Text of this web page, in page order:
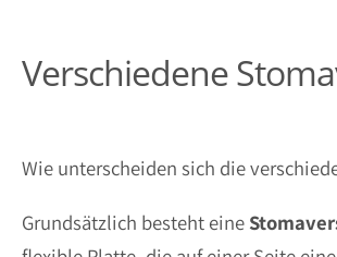
Verschiedene
Wie unterscheiden sich die
Grundsätzlich besteht eine